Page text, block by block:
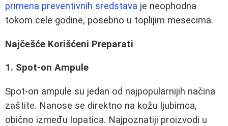
primena preventivnih sredstava je neophodna
tokom cele godine, posebno u toplijim mesecima.
Najčešće Korišćeni Preparati
1. Spot-on Ampule
Spot-on ampule su jedan od najpopularnijih načina
zaštite. Nanose se direktno na kožu ljubimca,
obično između lopatica. Najpoznatiji proizvodi u